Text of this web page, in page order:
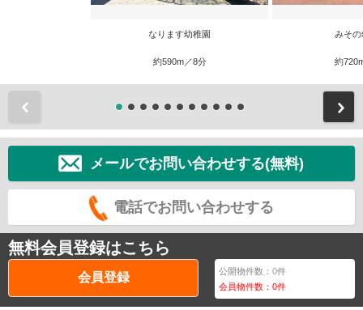
なります幼稚園
約590m／8分
みその
約
メールでお問い合わせする(無料)
電話でお問い合わせする
無料会員登録はこちら
会員登録 公開物件数：0件
会員物件数：0件